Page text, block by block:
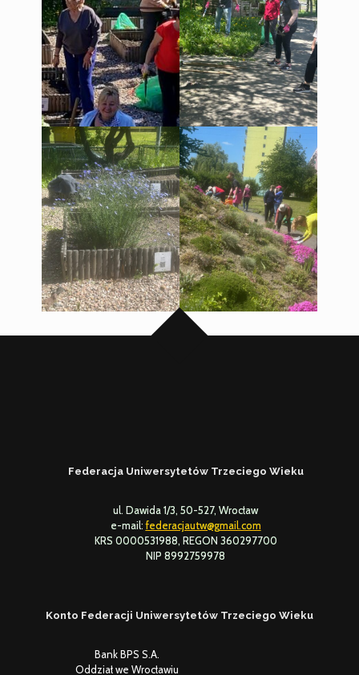
Federacja Uniwersytetów Trzeciego Wieku
ul. Dawida 1/3, 50-527, Wrocław
e-mail:federacjautw@gmail.com
KRS 0000531988, REGON 360297700
NIP 8992759978
Konto Federacji Uniwersytetów Trzeciego Wieku
Bank BPS S.A.
Oddział we Wrocławiu